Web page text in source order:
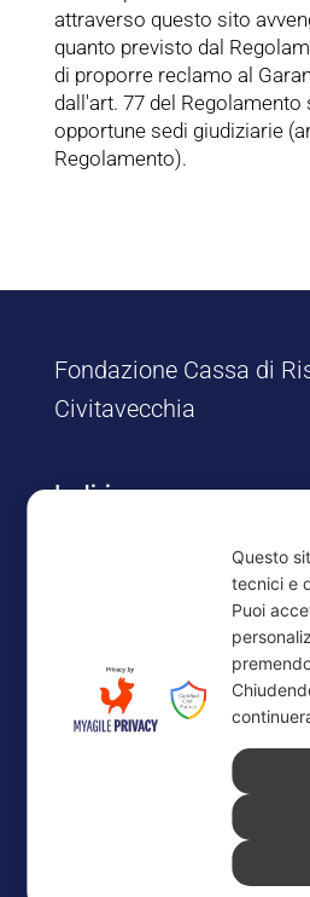
attraverso questo sito
quanto previsto dal
di proporre reclamo al
dall'art. 77 del
opportune sedi giudiziarie
Regolamento).
Fondazione Cassa di
Civitavecchia
Indirizzo
00053 Civitavecchia (RM)
Tel. 0766.25172
Fax: 0766.30610
E-mail:
Copyright © 2026 all rights
Cookie Policy
Questo
tecnici e
Puoi